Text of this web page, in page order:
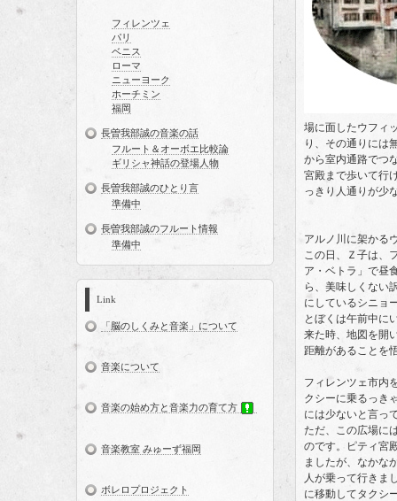
場に面したウフィ
り、その通りには
から室内通路でつ
宮殿まで歩いて行
っきり人通りが少
アルノ川に架かる
この日、Ｚ子は、
ア・ベトラ」で昼
ら、美味しくない
にしているシニョ
とぼくは午前中に
来た時、地図を開
距離があることを
フィレンツェ市内
クシーに乗るっき
には少ないと言っ
ただ、この広場に
のです。ピティ宮
ましたが、なかな
人が乗って行きま
に移動してタクシ
フィレンツェ
パリ
ベニス
ローマ
ニューヨーク
ホーチミン
福岡
長曽我部誠の音楽の話
フルート＆オーボエ比較論
ギリシャ神話の登場人物
長曽我部誠のひとり言
準備中
長曽我部誠のフルート情報
準備中
Link
「脳のしくみと音楽」について
音楽について
音楽の始め方と音楽力の育て方
音楽教室 みゅーず福岡
ボレロプロジェクト